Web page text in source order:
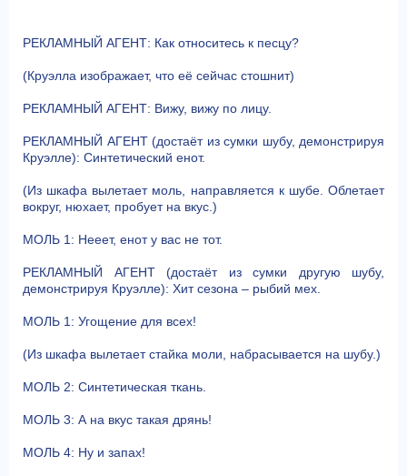
РЕКЛАМНЫЙ АГЕНТ: Как относитесь к песцу?
(Круэлла изображает, что её сейчас стошнит)
РЕКЛАМНЫЙ АГЕНТ: Вижу, вижу по лицу.
РЕКЛАМНЫЙ АГЕНТ (достаёт из сумки шубу, демонстрируя
Круэлле): Синтетический енот.
(Из шкафа вылетает моль, направляется к шубе. Облетает
вокруг, нюхает, пробует на вкус.)
МОЛЬ 1: Нееет, енот у вас не тот.
РЕКЛАМНЫЙ АГЕНТ (достаёт из сумки другую шубу,
демонстрируя Круэлле): Хит сезона – рыбий мех.
МОЛЬ 1: Угощение для всех!
(Из шкафа вылетает стайка моли, набрасывается на шубу.)
МОЛЬ 2: Синтетическая ткань.
МОЛЬ 3: А на вкус такая дрянь!
МОЛЬ 4: Ну и запах!